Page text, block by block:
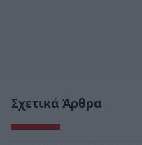
Σχετικά Άρθρα